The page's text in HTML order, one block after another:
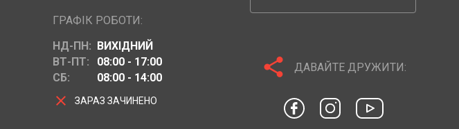
ГРАФІК РОБОТИ:
НД-ПН: ВИХІДНИЙ
ВТ-ПТ:
08:00 - 17:00
СБ:
08:00 - 14:00
clear ЗАРАЗ ЗАЧИНЕНО
share ДАВАЙТЕ ДРУЖИТИ: